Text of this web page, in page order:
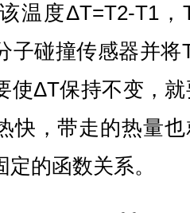
温度ΔT=T2-T1
子碰撞传感器并
使ΔT保持不变，
快，带走的热量
的函数关系。